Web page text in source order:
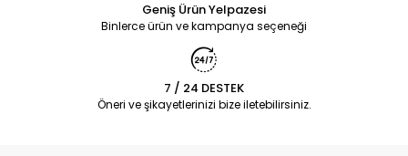
Geniş Ürün Yelpazesi
Binlerce ürün ve kampanya seçeneği
7 / 24 DESTEK
Öneri ve şikayetlerinizi bize iletebilirsiniz.